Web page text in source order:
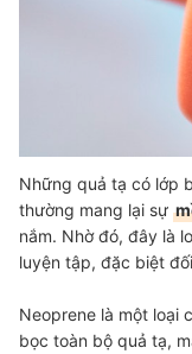
Những quả tạ có lớp
thường mang lại sự
nắm. Nhờ đó, đây là
luyện tập, đặc biệt
Neoprene là một loại
bọc toàn bộ quả tạ,